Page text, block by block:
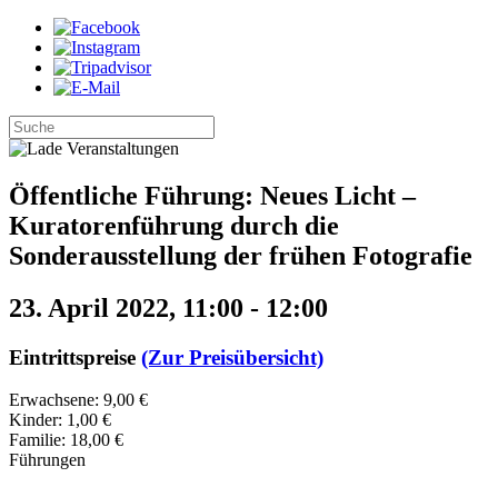
Öffentliche Führung: Neues Licht –
Kuratorenführung durch die
Sonderausstellung der frühen Fotografie
23. April 2022, 11:00 - 12:00
Eintrittspreise (Zur Preisübersicht)
Erwachsene: 9,00 €
Kinder: 1,00 €
Familie: 18,00 €
Führungen